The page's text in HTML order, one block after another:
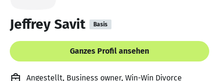
Jeffrey Savit Basis
Ganzes Profil ansehen
Angestellt, Business owner, Win-Win Divorce